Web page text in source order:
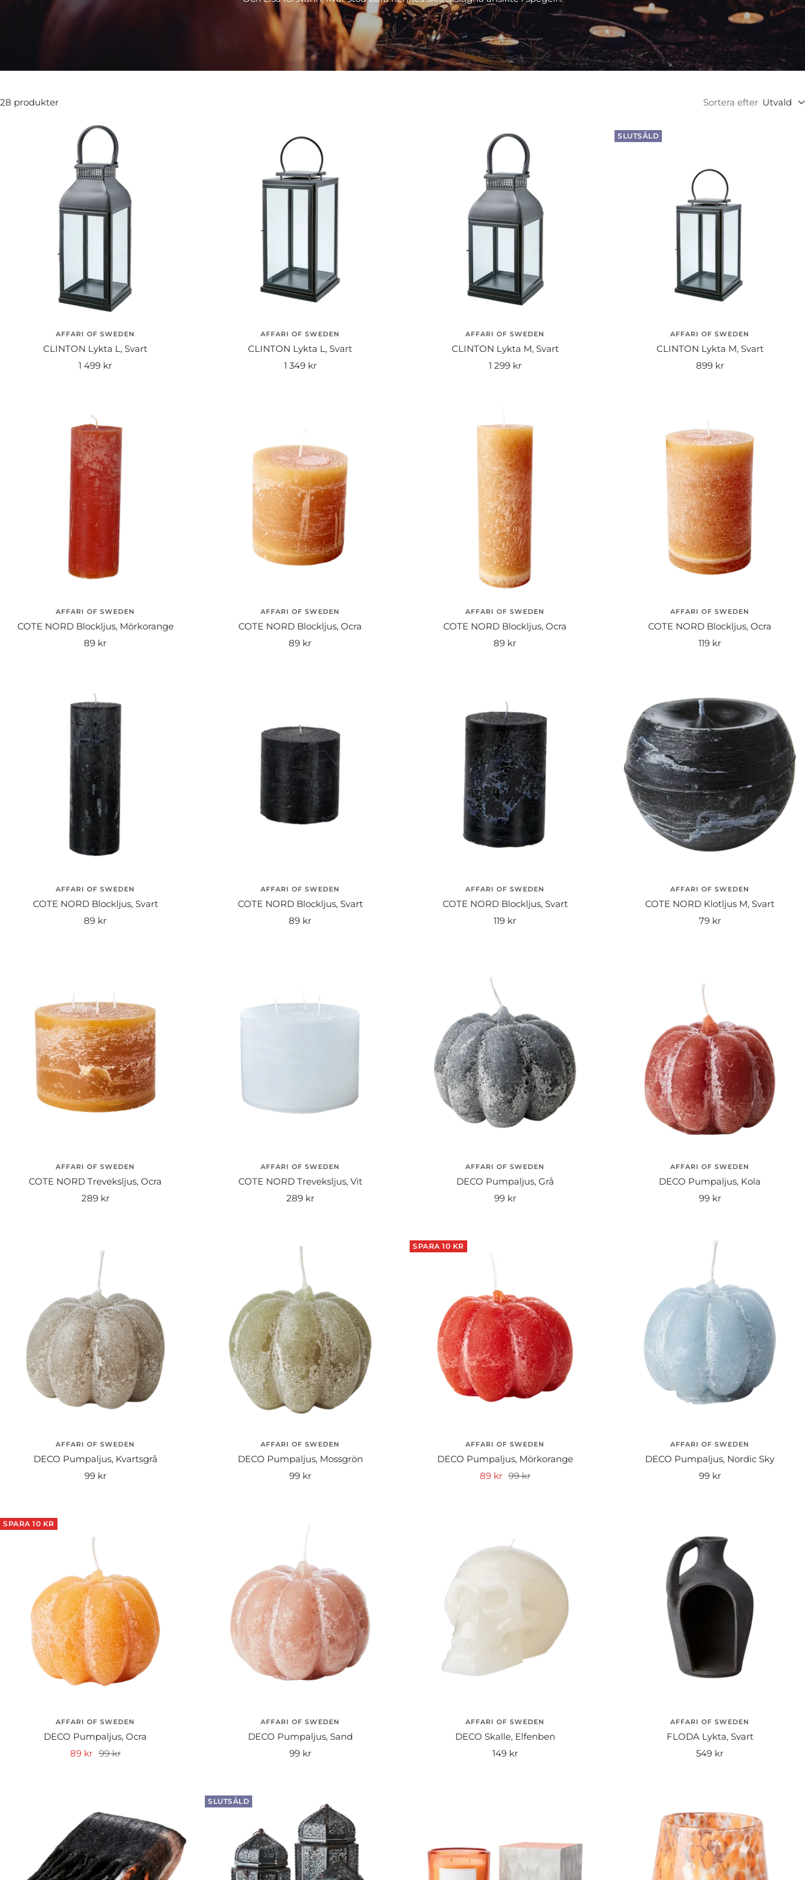
28 produkter Sortera efter Utvald
AFFARI OF SWEDEN
CLINTON Lykta L, Svart
Rea-
1 499 kr
AFFARI OF SWEDEN
CLINTON Lykta L, Svart
Rea-
1 349 kr
AFFARI OF SWEDEN
CLINTON Lykta M, Svart
Rea-
1 299 kr
SLUTSÅLD
AFFARI OF SWEDEN
CLINTON Lykta M, Svart
Rea-
899 kr
AFFARI OF SWEDEN
COTE NORD Blockljus, Mörkorange
Rea-
89 kr
AFFARI OF SWEDEN
COTE NORD Blockljus, Ocra
Rea-
89 kr
AFFARI OF SWEDEN
COTE NORD Blockljus, Ocra
Rea-
89 kr
AFFARI OF SWEDEN
COTE NORD Blockljus, Ocra
Rea-
119 kr
AFFARI OF SWEDEN
COTE NORD Blockljus, Svart
Rea-
89 kr
AFFARI OF SWEDEN
COTE NORD Blockljus, Svart
Rea-
89 kr
AFFARI OF SWEDEN
COTE NORD Blockljus, Svart
Rea-
119 kr
AFFARI OF SWEDEN
COTE NORD Klotljus M, Svart
Rea-
79 kr
AFFARI OF SWEDEN
COTE NORD Treveksljus, Ocra
Rea-
289 kr
AFFARI OF SWEDEN
COTE NORD Treveksljus, Vit
Rea-
289 kr
AFFARI OF SWEDEN
DECO Pumpaljus, Grå
Rea-
99 kr
AFFARI OF SWEDEN
DECO Pumpaljus, Kola
Rea-
99 kr
AFFARI OF SWEDEN
DECO Pumpaljus, Kvartsgrå
Rea-
99 kr
AFFARI OF SWEDEN
DECO Pumpaljus, Mossgrön
Rea-
99 kr
SPARA 10 KR
AFFARI OF SWEDEN
DECO Pumpaljus, Mörkorange
Rea-
89 kr Pris
99 kr
AFFARI OF SWEDEN
DECO Pumpaljus, Nordic Sky
Rea-
99 kr
SPARA 10 KR
AFFARI OF SWEDEN
DECO Pumpaljus, Ocra
Rea-
89 kr Pris
99 kr
AFFARI OF SWEDEN
DECO Pumpaljus, Sand
Rea-
99 kr
AFFARI OF SWEDEN
DECO Skalle, Elfenben
Rea-
149 kr
AFFARI OF SWEDEN
FLODA Lykta, Svart
Rea-
549 kr
SLUTSÅLD